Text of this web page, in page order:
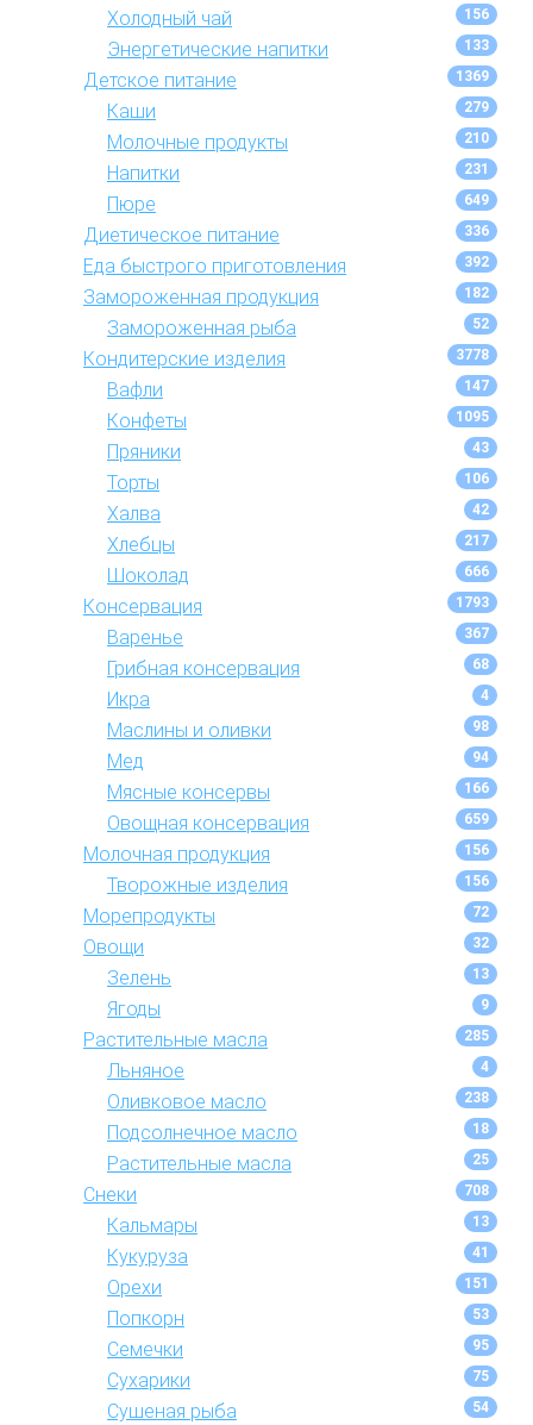
Холодный чай 156
Энергетические напитки 133
Детское питание 1369
Каши 279
Молочные продукты 210
Напитки 231
Пюре 649
Диетическое питание 336
Еда быстрого приготовления 392
Замороженная продукция 182
Замороженная рыба 52
Кондитерские изделия 3778
Вафли 147
Конфеты 1095
Пряники 43
Торты 106
Халва 42
Хлебцы 217
Шоколад 666
Консервация 1793
Варенье 367
Грибная консервация 68
Икра 4
Маслины и оливки 98
Мед 94
Мясные консервы 166
Овощная консервация 659
Молочная продукция 156
Творожные изделия 156
Морепродукты 72
Овощи 32
Зелень 13
Ягоды 9
Растительные масла 285
Льняное 4
Оливковое масло 238
Подсолнечное масло 18
Растительные масла 25
Снеки 708
Кальмары 13
Кукуруза 41
Орехи 151
Попкорн 53
Семечки 95
Сухарики 75
Сушеная рыба 54